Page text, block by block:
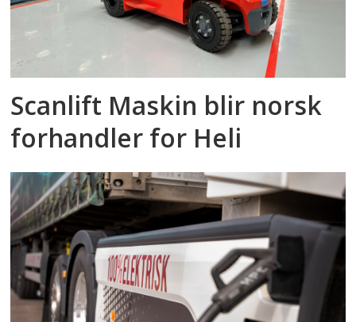
Scanlift Maskin blir norsk
forhandler for Heli